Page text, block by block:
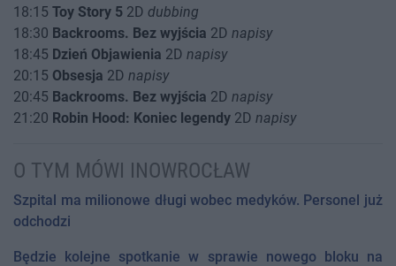
18:15 Toy Story 5 2D dubbing
18:30 Backrooms. Bez wyjścia 2D napisy
18:45 Dzień Objawienia 2D napisy
20:15 Obsesja 2D napisy
20:45 Backrooms. Bez wyjścia 2D napisy
21:20 Robin Hood: Koniec legendy 2D napisy
O TYM MÓWI INOWROCŁAW
Szpital ma milionowe długi wobec medyków. Personel już
odchodzi
Będzie kolejne spotkanie w sprawie nowego bloku na